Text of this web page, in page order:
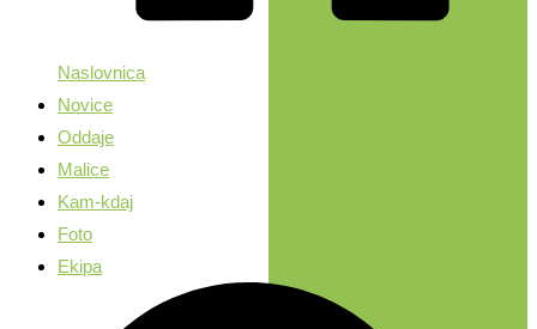
Naslovnica
Novice
Oddaje
Malice
Kam-kdaj
Foto
Ekipa